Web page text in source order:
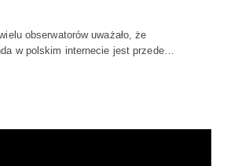
obserwatorów uważało, że
w polskim internecie jest przede…